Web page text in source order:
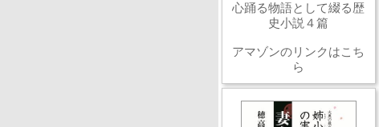
心踊る物語として綴る歴
史小説４篇
アマゾンのリンクはこち
ら